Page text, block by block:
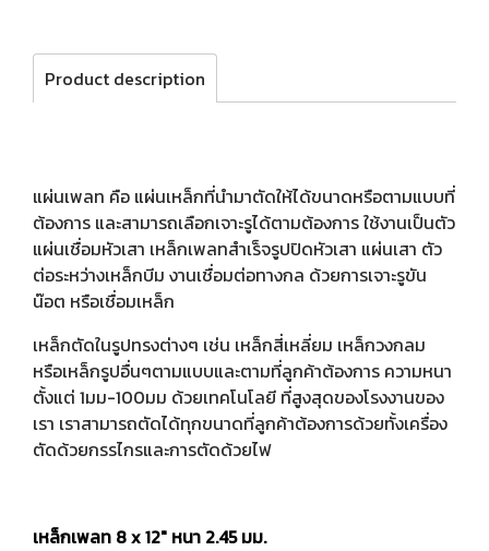
Product description
แผ่นเพลท คือ แผ่นเหล็กที่นำมาตัดให้ได้ขนาดหรือตามแบบที่
ต้องการ และสามารถเลือกเจาะรูได้ตามต้องการ ใช้งานเป็นตัว
แผ่นเชื่อมหัวเสา เหล็กเพลทสำเร็จรูปปิดหัวเสา แผ่นเสา ตัว
ต่อระหว่างเหล็กบีม งานเชื่อมต่อทางกล ด้วยการเจาะรูขัน
น๊อต หรือเชื่อมเหล็ก
เหล็กตัดในรูปทรงต่างๆ เช่น เหล็กสี่เหลี่ยม เหล็กวงกลม
หรือเหล็กรูปอื่นๆตามแบบและตามที่ลูกค้าต้องการ ความหนา
ตั้งแต่ 1มม-100มม ด้วยเทคโนโลยี ที่สูงสุดของโรงงานของ
เรา เราสามารถตัดได้ทุกขนาดที่ลูกค้าต้องการด้วยทั้งเครื่อง
ตัดด้วยกรรไกรและการตัดด้วยไฟ
เหล็กเพลท 8 x 12" หนา 2.45 มม.